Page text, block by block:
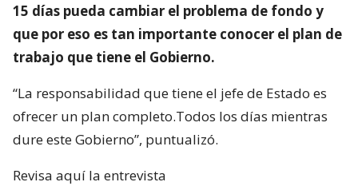
15 días pueda cambiar el problema de fondo y
que por eso es tan importante conocer el plan de
trabajo que tiene el Gobierno.
“La responsabilidad que tiene el jefe de Estado es
ofrecer un plan completo.Todos los días mientras
dure este Gobierno”, puntualizó.
Revisa aquí la entrevista